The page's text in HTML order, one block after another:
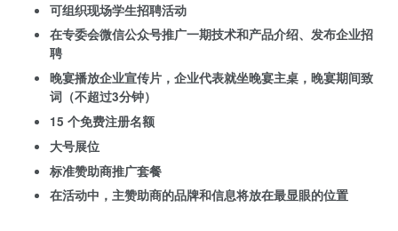
可组织现场学生招聘活动
在专委会微信公众号推广一期技术和产品介绍、发布企业招
聘
晚宴播放企业宣传片，企业代表就坐晚宴主桌，晚宴期间致
词（不超过3分钟）
15 个免费注册名额
大号展位
标准赞助商推广套餐
在活动中，主赞助商的品牌和信息将放在最显眼的位置